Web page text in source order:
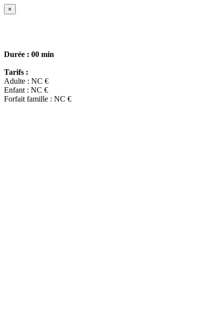
×
Durée : 00 min
Tarifs :
Adulte : NC €
Enfant : NC €
Forfait famille : NC €